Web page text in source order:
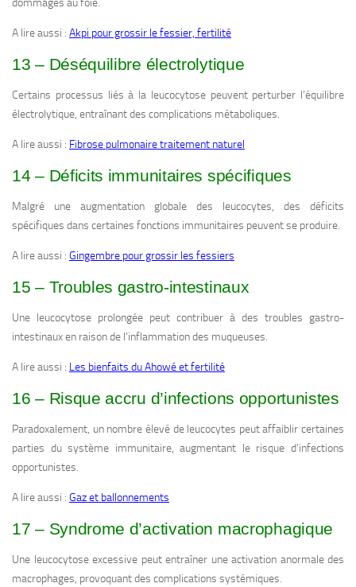
dommages au foie.
A lire aussi : Akpi pour grossir le fessier, fertilité
13 – Déséquilibre électrolytique
Certains processus liés à la leucocytose peuvent perturber l’équilibre
électrolytique, entraînant des complications métaboliques.
A lire aussi : Fibrose pulmonaire traitement naturel
14 – Déficits immunitaires spécifiques
Malgré une augmentation globale des leucocytes, des déficits
spécifiques dans certaines fonctions immunitaires peuvent se produire.
A lire aussi : Gingembre pour grossir les fessiers
15 – Troubles gastro-intestinaux
Une leucocytose prolongée peut contribuer à des troubles gastro-
intestinaux en raison de l’inflammation des muqueuses.
A lire aussi : Les bienfaits du Ahowé et fertilité
16 – Risque accru d’infections opportunistes
Paradoxalement, un nombre élevé de leucocytes peut affaiblir certaines
parties du système immunitaire, augmentant le risque d’infections
opportunistes.
A lire aussi : Gaz et ballonnements
17 – Syndrome d’activation macrophagique
Une leucocytose excessive peut entraîner une activation anormale des
macrophages, provoquant des complications systémiques.